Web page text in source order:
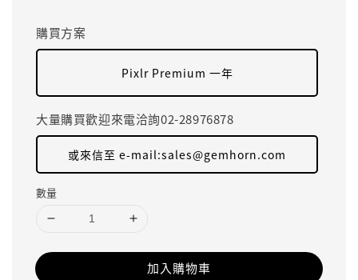
購買方案
Pixlr Premium 一年
大量購買歡迎來電洽詢02-28976878
或來信至 e-mail:sales@gemhorn.com
數量
加入購物車